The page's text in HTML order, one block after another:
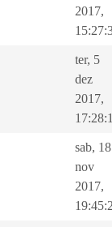
2017,
ter, 5
dez
2017,
sab, 18
nov
2017,